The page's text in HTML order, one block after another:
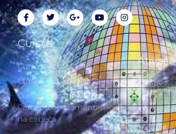
Cursos
Curso Cálculo Parte 1
Curso Cálculo Parte 2
Curso Colocando o
Perceptor Holomental (PH)
na cabeça
Ativações
Ativações
Tempo